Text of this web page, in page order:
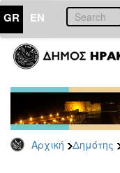
GR EN
Αρχική Δημότης
ΔΗΜΟΤΗΣ
Πολιτική
Νέα
-
Ανακοινώσεις